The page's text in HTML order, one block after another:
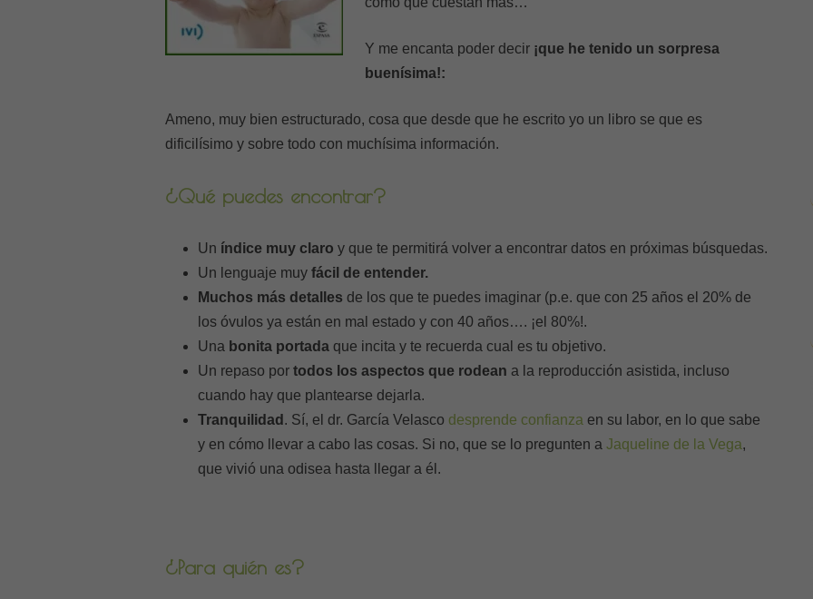
Y me encanta poder decir ¡que he tenido un sorpresa
buenísima!:
Ameno, muy bien estructurado, cosa que desde que he escrito yo un libro se que es
dificilísimo y sobre todo con muchísima información.
¿Qué puedes encontrar?
Un índice muy claro y que te permitirá volver a encontrar datos en próximas búsquedas.
Un lenguaje muy fácil de entender.
Muchos más detalles de los que te puedes imaginar (p.e. que con 25 años el 20% de
los óvulos ya están en mal estado y con 40 años…. ¡el 80%!.
Una bonita portada que incita y te recuerda cual es tu objetivo.
Un repaso por todos los aspectos que rodean a la reproducción asistida, incluso
cuando hay que plantearse dejarla.
Tranquilidad . Sí, el dr. García Velasco desprende confianza en su labor, en lo que sabe
y en cómo llevar a cabo las cosas. Si no, que se lo pregunten a Jaqueline de la Vega,
que vivió una odisea hasta llegar a él.
¿Para quién es?